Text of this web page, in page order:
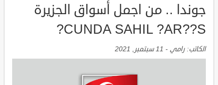
جوندا .. من اجمل أسواق الجزيرة
CUNDA SAHIL ?AR??S?
الكاتب: رامي - 11 سبتمبر, 2021